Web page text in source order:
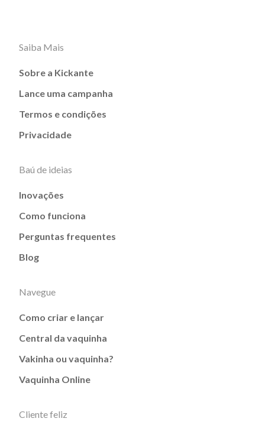
Saiba Mais
Sobre a Kickante
Lance uma campanha
Termos e condições
Privacidade
Baú de ideias
Inovações
Como funciona
Perguntas frequentes
Blog
Navegue
Como criar e lançar
Central da vaquinha
Vakinha ou vaquinha?
Vaquinha Online
Cliente feliz